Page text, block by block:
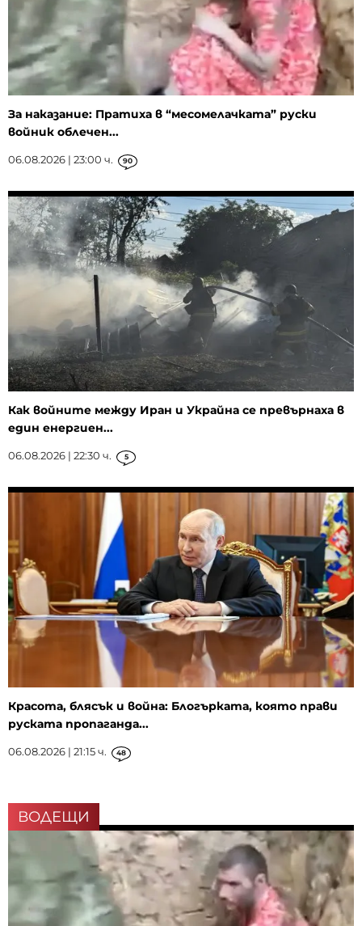
За наказание: Пратиха в “месомелачката” руски
войник облечен...
06.08.2026 | 23:00 ч. 90
Как войните между Иран и Украйна се превърнаха в
един енергиен...
06.08.2026 | 22:30 ч. 5
Красота, блясък и война: Блогърката, която прави
руската пропаганда...
06.08.2026 | 21:15 ч. 48
ВОДЕЩИ